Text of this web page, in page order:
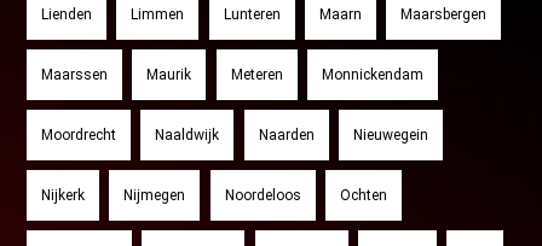
Lienden Limmen Lunteren Maarn Maarsbergen
Maarssen Maurik Meteren Monnickendam
Moordrecht Naaldwijk Naarden Nieuwegein
Nijkerk Nijmegen Noordeloos Ochten